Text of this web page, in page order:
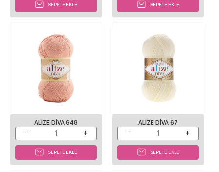
SEPETE EKLE SEPETE EKLE
ALIZE DIVA 648
SEPETE EKLE
ALIZE DIVA 67
SEPETE EKLE